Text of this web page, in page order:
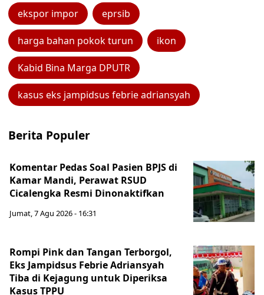
ekspor impor eprsib
harga bahan pokok turun ikon
Kabid Bina Marga DPUTR
kasus eks jampidsus febrie adriansyah
Berita Populer
Komentar Pedas Soal Pasien BPJS di
Kamar Mandi, Perawat RSUD
Cicalengka Resmi Dinonaktifkan
Jumat, 7 Agu 2026 - 16:31
Rompi Pink dan Tangan Terborgol,
Eks Jampidsus Febrie Adriansyah
Tiba di Kejagung untuk Diperiksa
Kasus TPPU